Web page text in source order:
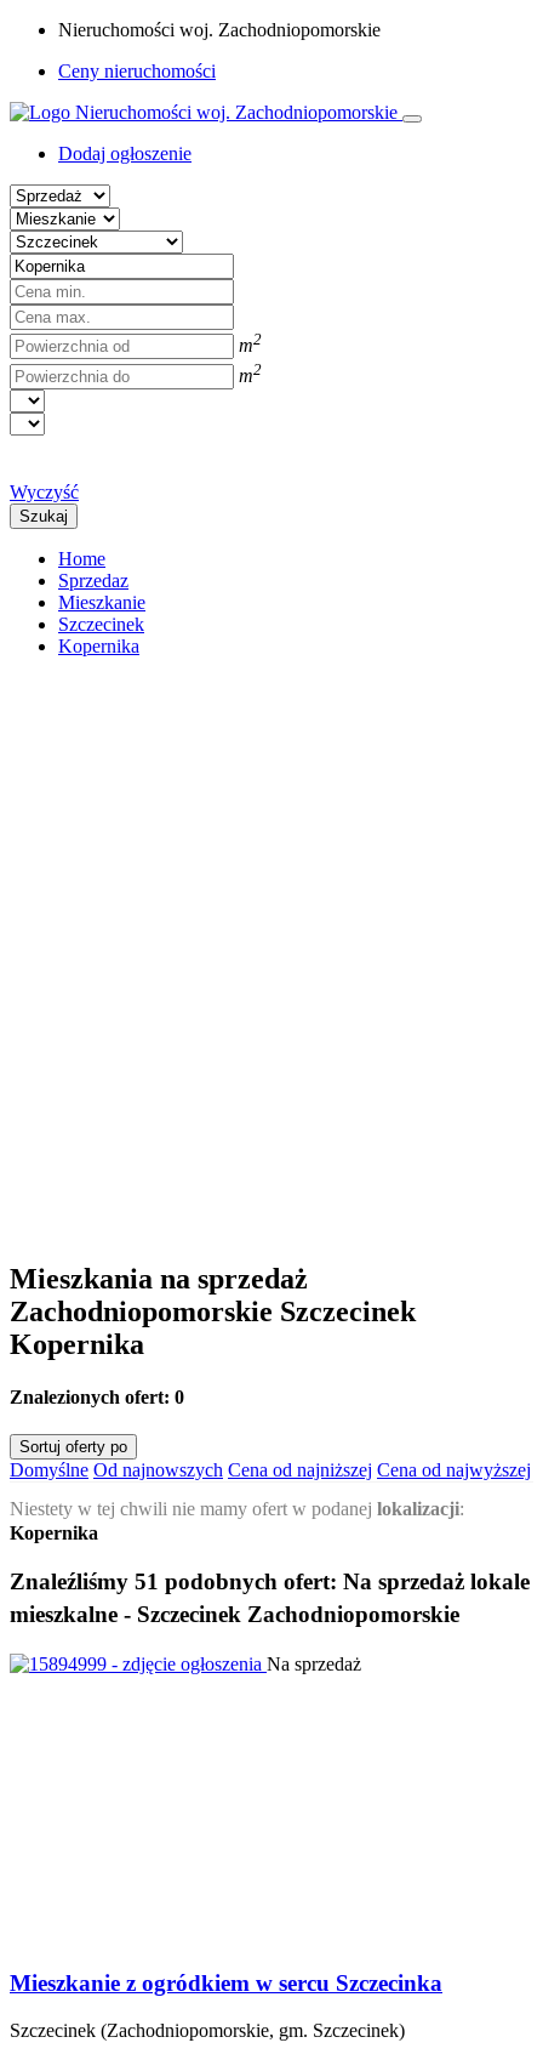
Nieruchomości woj. Zachodniopomorskie
Ceny nieruchomości
Dodaj ogłoszenie
m2
m2
Wyczyść
Szukaj
Home
Sprzedaz
Mieszkanie
Szczecinek
Kopernika
Mieszkania na sprzedaż
Zachodniopomorskie Szczecinek
Kopernika
Znalezionych ofert: 0
Sortuj oferty po
Domyślne Od najnowszych Cena od najniższej Cena od najwyższej
Niestety w tej chwili nie mamy ofert w podanej lokalizacji:
Kopernika
Znaleźliśmy 51 podobnych ofert: Na sprzedaż lokale
mieszkalne - Szczecinek Zachodniopomorskie
Na sprzedaż
Mieszkanie z ogródkiem w sercu Szczecinka
Szczecinek (Zachodniopomorskie, gm. Szczecinek)